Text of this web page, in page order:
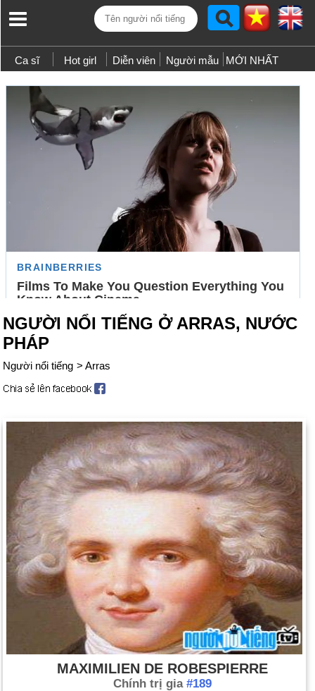
Ca sĩ Hot girl Diễn viên Người mẫu MỚI NHẤT
NGƯỜI NỔI TIẾNG Ở ARRAS, NƯỚC
PHÁP
Người nổi tiếng > Arras
MAXIMILIEN DE ROBESPIERRE
Chính trị gia #189